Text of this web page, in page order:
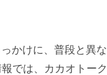
かけに、普段と異
では、カカオトー